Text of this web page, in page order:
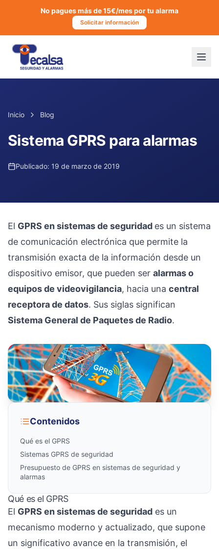
No pagues más de 15€/mes por tu alarma
Solicitar información
Inicio Blog
Sistema GPRS para alarmas
Publicado: 19 de marzo de 2019
El GPRS en sistemas de seguridad es un sistema
de comunicación electrónica que permite la
transmisión exacta de la información desde un
dispositivo emisor, que pueden ser alarmas o
equipos de videovigilancia, hacia una central
receptora de datos. Sus siglas significan
Sistema General de Paquetes de Radio.
Contenidos
Qué es el GPRS
Sistemas GPRS de seguridad
Presupuesto de GPRS en sistemas de seguridad y
alarmas
Qué es el GPRS
El GPRS en sistemas de seguridad es un
mecanismo moderno y actualizado, que supone
un significativo avance en la transmisión, el